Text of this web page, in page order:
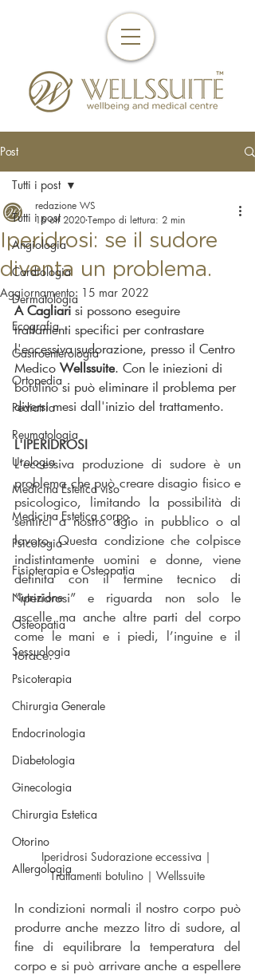
Post
Tutti i post
Angiologia
Cardiologia
Dermatologia
Ecografia
Gastroenterologia
Ortopedia
Pediatria
Reumatologia
Urologia
Medicina Estetica viso
Medicina Estetica corpo
Psicologia
Fisioterapia e Osteopatia
Nutrizione
Osteopatia
Sessuologia
Psicoterapia
Chirurgia Generale
Endocrinologia
Diabetologia
Ginecologia
Chirurgia Estetica
Otorino
Allergologia
Tutti i post
Iperidrosi: se il sudore
diventa un problema.
redazione WS
16 ott 2020Tempo di lettura: 2 min
Aggiornamento: 15 mar 2022
A Cagliari si possono eseguire
trattamenti specifici per contrastare
l'eccessiva sudorazione, presso il Centro
Medico Wellssuite. Con le iniezioni di
botulino si può eliminare il problema per
diversi mesi dall'inizio del trattamento.
L'IPERIDROSI
L’eccessiva produzione di sudore è un
problema che può creare disagio fisico e
psicologico, limitando la possibilità di
sentirci a nostro agio in pubblico o al
lavoro. Questa condizione che colpisce
indistintamente uomini e donne, viene
definita con il termine tecnico di
“iperidrosi” e riguarda non solo le
ascelle ma anche altre parti del corpo
come le mani e i piedi, l’inguine e il
torace.
Iperidrosi Sudorazione eccessiva |
Trattamenti botulino | Wellssuite
In condizioni normali il nostro corpo può
produrre anche mezzo litro di sudore, al
fine di equilibrare la temperatura del
corpo e si può arrivare anche a espellere